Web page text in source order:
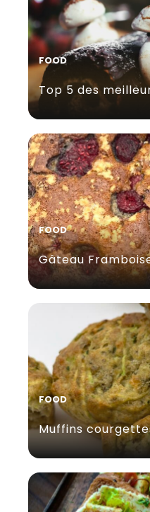
FOOD
Top 5 des
FOOD
Gâteau
FOOD
Muffins